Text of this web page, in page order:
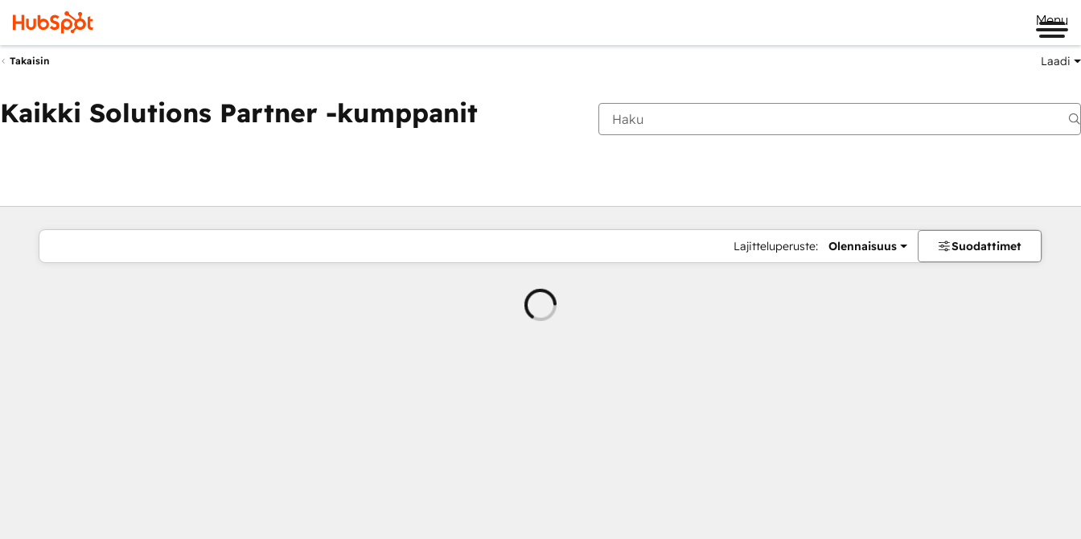
Menu
Takaisin Laadi
Kaikki Solutions Partner -kumppanit
Lajitteluperuste: Olennaisuus Suodattimet
Ladataan